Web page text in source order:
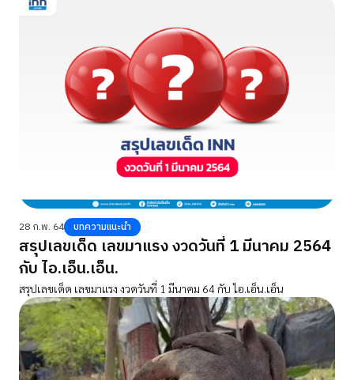
28 ก.พ. 64 บทความแนะนำ
สรุปเลขเด็ด เลขมาแรง งวดวันที่ 1 มีนาคม 2564
กับ ไอ.เอ็น.เอ็น.
สรุปเลขเด็ด เลขมาแรง งวดวันที่ 1 มีนาคม 64 กับ ไอ.เอ็น.เอ็น